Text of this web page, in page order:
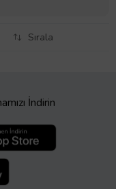
Sırala
İndirin